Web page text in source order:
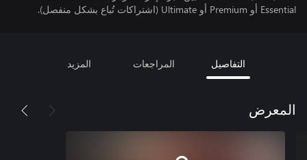
Essential أو Premium أو Ultimate (اشتراكات تُباع بشكل منفصل).
التفاصيل المراجعات المزيد
المعرض